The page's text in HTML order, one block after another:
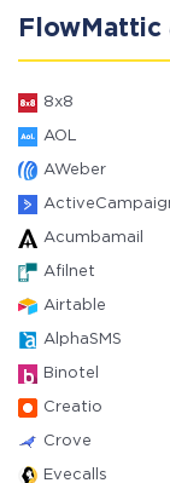
FlowMattic
8x8
AOL
AWeber
Acumbamail
Afilnet
Airtable
AlphaSMS
Binotel
Creatio
Crove
Evecalls